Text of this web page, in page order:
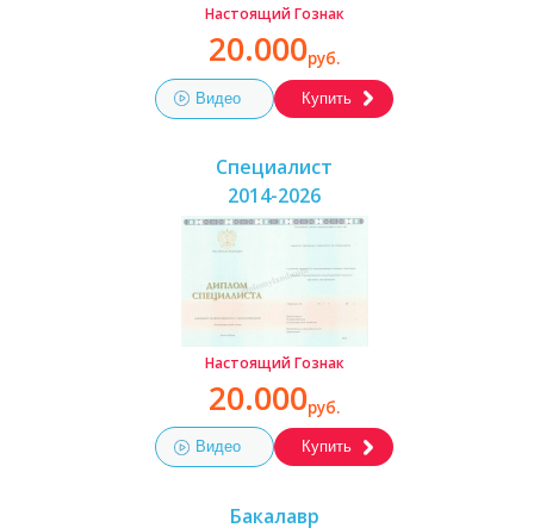
Настоящий Гознак
20.000руб.
Видео Купить
Специалист
2014-2026
Настоящий Гознак
20.000руб.
Видео Купить
Бакалавр